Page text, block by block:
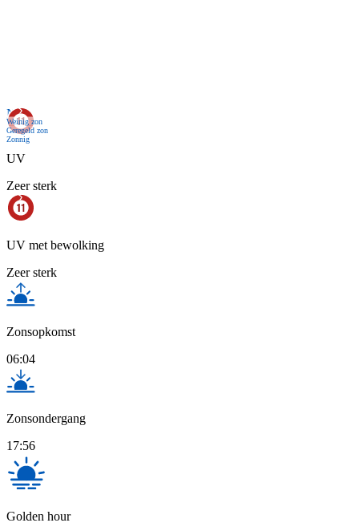
Nu
Weinig zon
Geregeld zon
Zonnig
UV
Zeer sterk
UV met bewolking
Zeer sterk
Zonsopkomst
06:04
Zonsondergang
17:56
Golden hour